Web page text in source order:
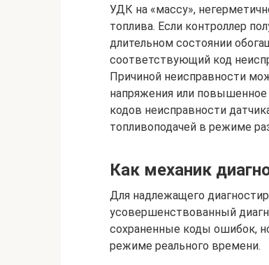
УДК на «массу»,
топлива. Если контроллер
длительном состоянии
соответствующий код
Причиной неисправности
напряжения или
кодов неисправности
топливоподачей в режиме
Как механик
Для надлежащего
усовершенствованный
сохраненные коды ошибок,
режиме реального времени.